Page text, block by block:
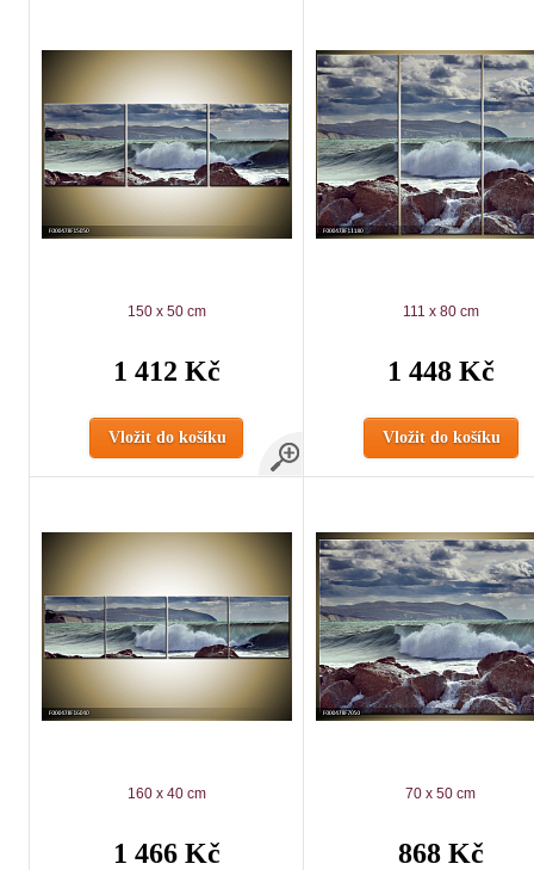
150 x 50 cm
1 412 Kč
Vložit do košíku
111 x 80 cm
1 448 Kč
Vložit do košíku
160 x 40 cm
1 466 Kč
70 x 50 cm
868 Kč